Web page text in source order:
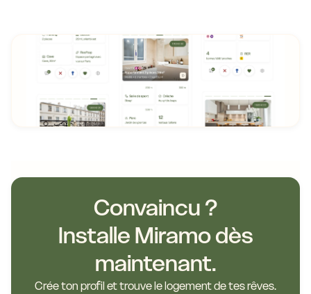
Convaincu ?
Installe Miramo dès
maintenant.
Crée ton profil et trouve le logement de tes rêves.